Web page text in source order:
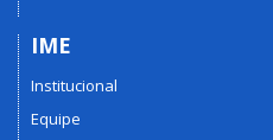
IME
Institucional
Equipe